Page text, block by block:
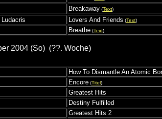
Breakaway (Text)
Lovers And Friends (Text)
Breathe (Text)
2004 (So) (??. Woche)
How To Dismantle An Atomic
Encore (Titel )
Greatest Hits
Destiny Fulfilled
Greatest Hits 2